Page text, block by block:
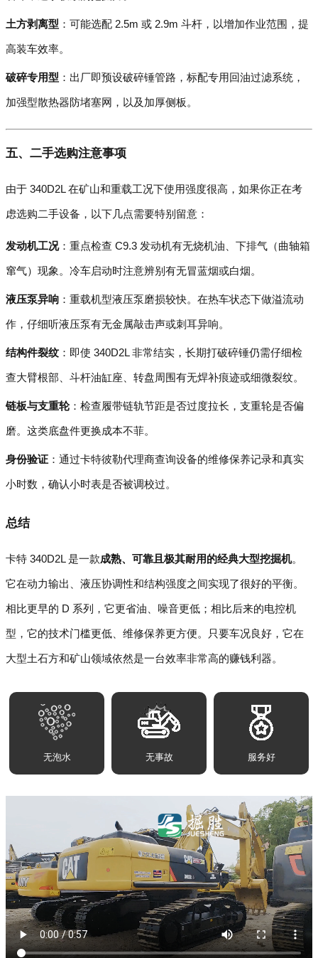
土方剥离型 ：可能选配 2.5m 或 2.9m 斗杆，以增加作业范围，提
高装车效率。
破碎专用型 ：出厂即预设破碎锤管路，标配专用回油过滤系统，
加强型散热器防堵塞网，以及加厚侧板。
五、二手选购注意事项
由于 340D2L 在矿山和重载工况下使用强度很高，如果你正在考
虑选购二手设备，以下几点需要特别留意：
发动机工况：重点检查 C9.3 发动机有无烧机油、下排气（曲轴箱
窜气）现象。冷车启动时注意辨别有无冒蓝烟或白烟。
液压泵异响 ：重载机型液压泵磨损较快。在热车状态下做溢流动
作，仔细听液压泵有无金属敲击声或刺耳异响。
结构件裂纹 ：即使 340D2L 非常结实，长期打破碎锤仍需仔细检
查大臂根部、斗杆油缸座、转盘周围有无焊补痕迹或细微裂纹。
链板与支重轮 ：检查履带链轨节距是否过度拉长，支重轮是否偏
磨。这类底盘件更换成本不菲。
身份验证 ：通过卡特彼勒代理商查询设备的维修保养记录和真实
小时数，确认小时表是否被调校过。
总结
卡特 340D2L 是一款成熟、可靠且极其耐用的经典大型挖掘机。
它在动力输出、液压协调性和结构强度之间实现了很好的平衡。
相比更早的 D 系列，它更省油、噪音更低；相比后来的电控机
型，它的技术门槛更低、维修保养更方便。只要车况良好，它在
大型土石方和矿山领域依然是一台效率非常高的赚钱利器。
无泡水 无事故 服务好